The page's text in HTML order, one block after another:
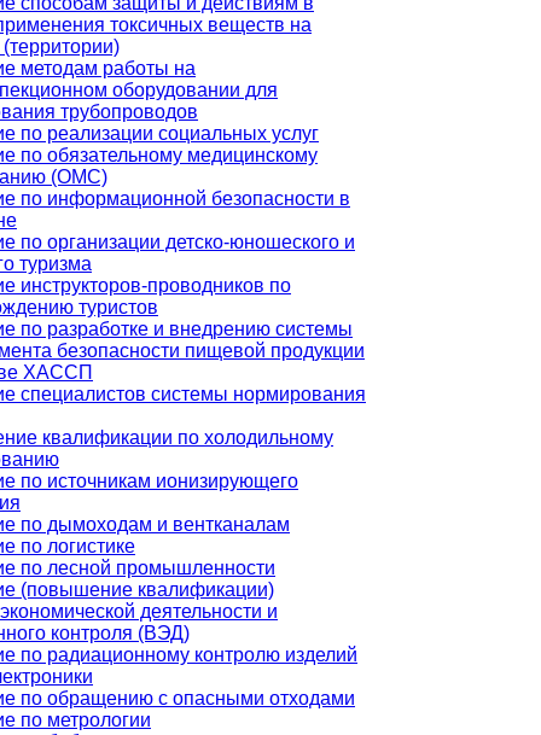
токсичных веществ на
методам работы на
оборудовании для
трубопроводов
по реализации социальных услуг
по обязательному медицинскому
(ОМС)
по информационной безопасности в
по организации детско-юношеского и
туризма
инструкторов-проводников по
туристов
по разработке и внедрению системы
безопасности пищевой продукции
ХАССП
специалистов системы нормирования
квалификации по холодильному
по источникам ионизирующего
по дымоходам и вентканалам
по логистике
по лесной промышленности
(повышение квалификации)
деятельности и
контроля (ВЭД)
по радиационному контролю изделий
по обращению с опасными отходами
по метрологии